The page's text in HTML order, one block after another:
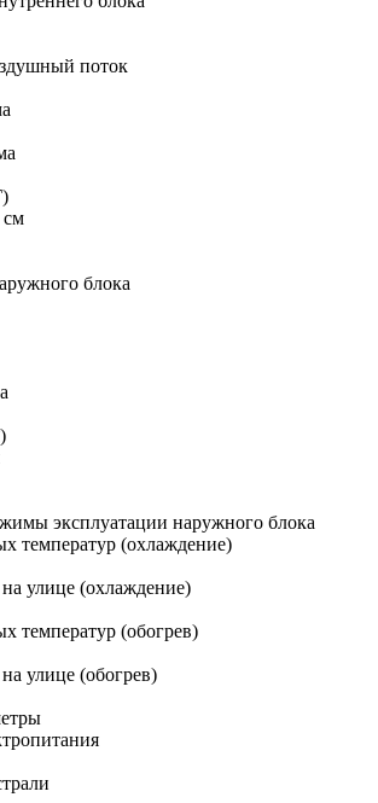
поток
см
блока
эксплуатации наружного блока
температур (охлаждение)
улице (охлаждение)
температур (обогрев)
улице (обогрев)